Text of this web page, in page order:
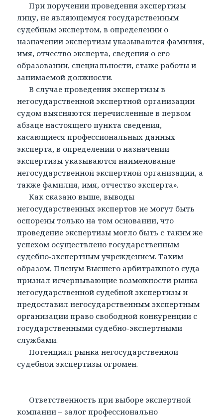
При поручении проведения экспертизы
лицу, не являющемуся государственным
судебным экспертом, в определении о
назначении экспертизы указываются фамилия,
имя, отчество эксперта, сведения о его
образовании, специальности, стаже работы и
занимаемой должности.
В случае проведения экспертизы в
негосударственной экспертной организации
судом выясняются перечисленные в первом
абзаце настоящего пункта сведения,
касающиеся профессиональных данных
эксперта, в определении о назначении
экспертизы указываются наименование
негосударственной экспертной организации, а
также фамилия, имя, отчество эксперта».
Как сказано выше, выводы
негосударственных экспертов не могут быть
оспорены только на том основании, что
проведение экспертизы могло быть с таким же
успехом осуществлено государственным
судебно-экспертным учреждением. Таким
образом, Пленум Высшего арбитражного суда
признал исчерпывающие возможности рынка
негосударственной судебной экспертизы и
предоставил негосударственным экспертным
организации право свободной конкуренции с
государственными судебно-экспертными
службами.
Потенциал рынка негосударственной
судебной экспертизы огромен.
Ответственность при выборе экспертной
компании – залог профессионально